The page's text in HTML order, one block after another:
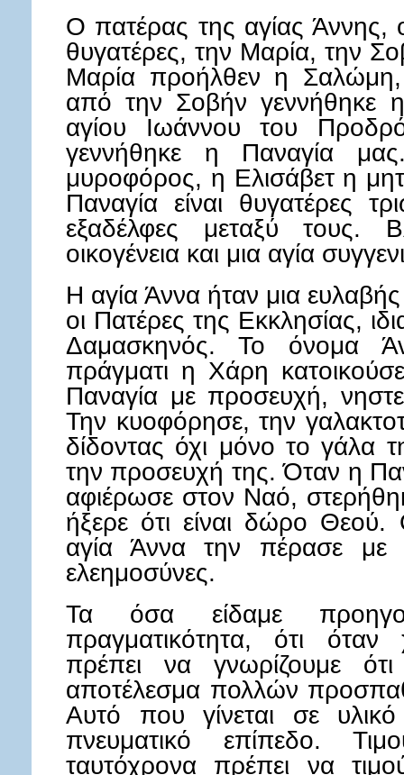
Ο πατέρας της αγίας Άννης,
θυγατέρες, την Μαρία, την
Μαρία προήλθεν η Σαλώμη,
από την Σοβήν γεννήθηκε
αγίου Ιωάννου του
γεννήθηκε η Παναγία
μυροφόρος, η Ελισάβετ η
Παναγία είναι θυγατέρες
εξαδέλφες μεταξύ τους.
οικογένεια και μια αγία
Η αγία Άννα ήταν μια
οι Πατέρες της Εκκλησίας,
Δαμασκηνός. Το όνομα
πράγματι η Χάρη
Παναγία με προσευχή,
Την κυοφόρησε, την
δίδοντας όχι μόνο το γάλα
την προσευχή της. Όταν η
αφιέρωσε στον Ναό,
ήξερε ότι είναι δώρο
αγία Άννα την πέρασε με
ελεημοσύνες.
Τα όσα είδαμε
πραγματικότητα, ότι
πρέπει να γνωρίζουμε
αποτέλεσμα πολλών
Αυτό που γίνεται σε
πνευματικό επίπεδο.
ταυτόχρονα πρέπει να